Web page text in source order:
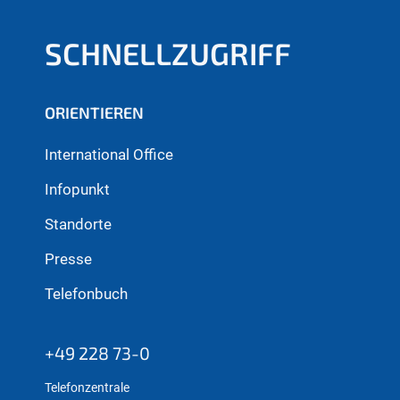
SCHNELLZUGRIFF
ORIENTIEREN
International Office
Infopunkt
Standorte
Presse
Telefonbuch
+49 228 73-0
Telefonzentrale